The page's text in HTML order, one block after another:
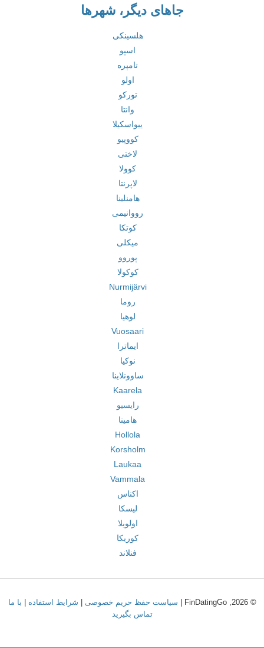
جاهای دیگر، شهرها
هلسینکی
اسپو
تامپره
اولو
تورکو
وانتا
ییواسکیلا
کووپیو
لاختی
کوولا
لاپرنتا
هامنلینا
رووانیمی
کوتکا
میکلی
پوروو
کوکولا
Nurmijärvi
روما
لوهیا
Vuosaari
ایماترا
نوکیا
ساوونلاینا
Kaarela
رایسیو
هامینا
Hollola
Korsholm
Laukaa
Vammala
اکناس
لیسکا
اولویلا
کوریکا
فنلاند
© 2026, FinDatingGo | سیاست حفظ حریم خصوصی شرایط استفاده
با ما
تماس بگیرید